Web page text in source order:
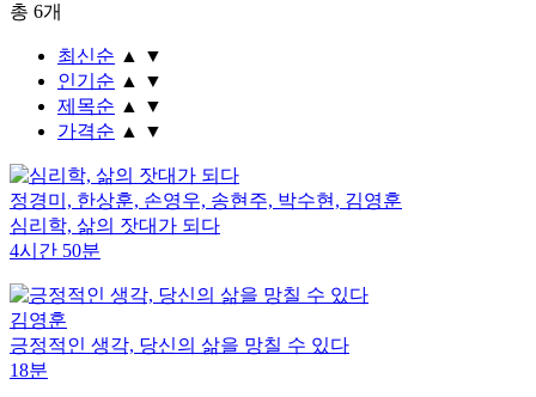
총 6개
최신순 ▲
▼
인기순 ▲
▼
제목순 ▲
▼
가격순 ▲ ▼
정경미, 한상훈, 손영우, 송현주, 박수현, 김영훈
심리학, 삶의 잣대가 되다
4시간 50분
김영훈
긍정적인 생각, 당신의 삶을 망칠 수 있다
18분